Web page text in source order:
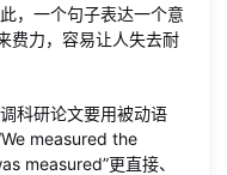
，一个句子表达一个意
费力，容易让人失去耐
科研论文要用被动语
measured the
measured”更直接、